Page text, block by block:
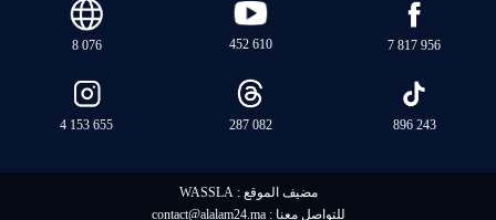
7 817 956
452 610
8 076
896 243
287 082
4 153 655
مضيف الموقع :WASSLA
للتواصل معنا :contact@alalam24.ma